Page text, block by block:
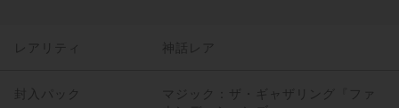
レアリティ 神話レア
封入パック
マジック：ザ・ギャザリング『ファ